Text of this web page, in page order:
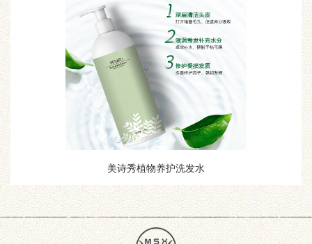
美诗秀植物养护洗发水